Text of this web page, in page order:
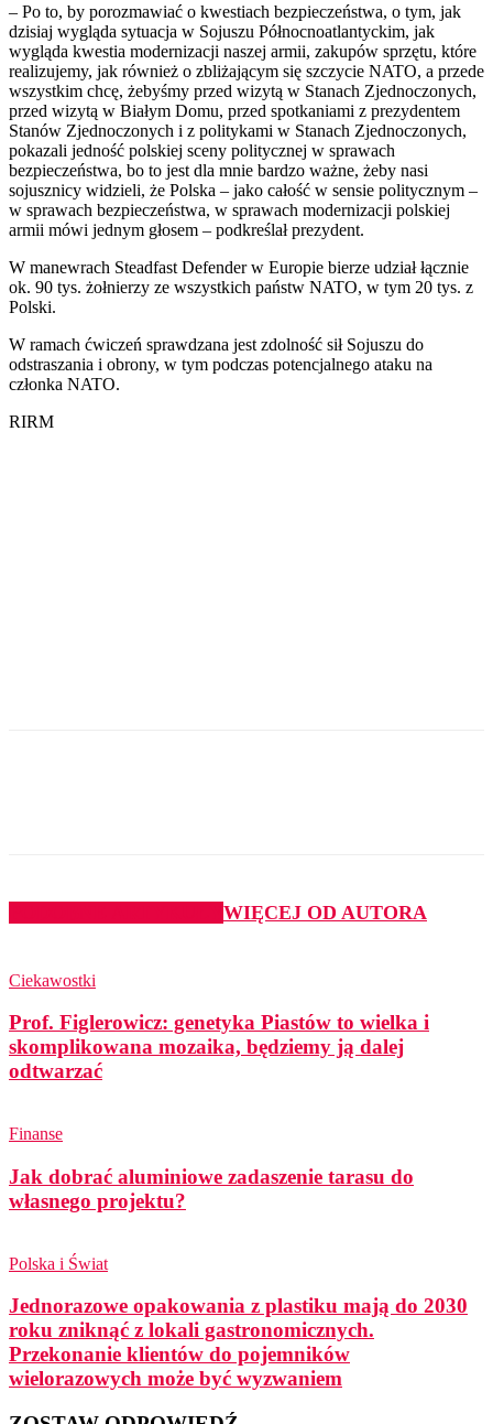
– Po to, by porozmawiać o kwestiach bezpieczeństwa, o tym, jak
dzisiaj wygląda sytuacja w Sojuszu Północnoatlantyckim, jak
wygląda kwestia modernizacji naszej armii, zakupów sprzętu, które
realizujemy, jak również o zbliżającym się szczycie NATO, a przede
wszystkim chcę, żebyśmy przed wizytą w Stanach Zjednoczonych,
przed wizytą w Białym Domu, przed spotkaniami z prezydentem
Stanów Zjednoczonych i z politykami w Stanach Zjednoczonych,
pokazali jedność polskiej sceny politycznej w sprawach
bezpieczeństwa, bo to jest dla mnie bardzo ważne, żeby nasi
sojusznicy widzieli, że Polska – jako całość w sensie politycznym –
w sprawach bezpieczeństwa, w sprawach modernizacji polskiej
armii mówi jednym głosem – podkreślał prezydent.
W manewrach Steadfast Defender w Europie bierze udział łącznie
ok. 90 tys. żołnierzy ze wszystkich państw NATO, w tym 20 tys. z
Polski.
W ramach ćwiczeń sprawdzana jest zdolność sił Sojuszu do
odstraszania i obrony, w tym podczas potencjalnego ataku na
członka NATO.
RIRM
WIĘCEJ OD AUTORA
Ciekawostki
Prof. Figlerowicz: genetyka Piastów to wielka i
skomplikowana mozaika, będziemy ją dalej
odtwarzać
Finanse
Jak dobrać aluminiowe zadaszenie tarasu do
własnego projektu?
Polska i Świat
Jednorazowe opakowania z plastiku mają do 2030
roku zniknąć z lokali gastronomicznych.
Przekonanie klientów do pojemników
wielorazowych może być wyzwaniem